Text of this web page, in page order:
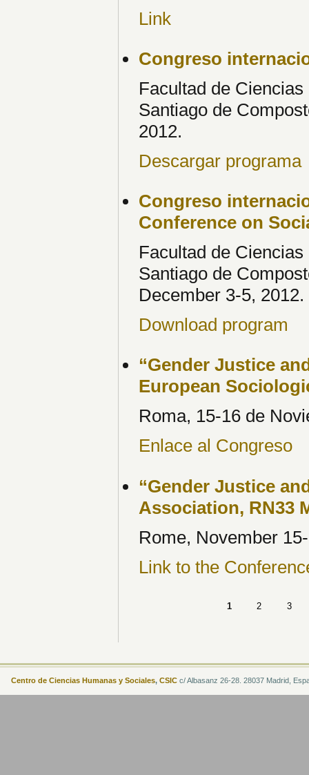
Link
Congreso
Facultad de
Santiago de
2012.
Descargar programa
Congreso
Conference on
Facultad de
Santiago de
December 3-5, 2012.
Download program
“Gender Justice
European
Roma, 15-16 de
Enlace al Congreso
“Gender Justice
Association, RN33
Rome, November
Link to the
1 2 3
Centro de Ciencias Humanas y Sociales, CSIC c/ Albasanz 26-28. 28037 Madrid,